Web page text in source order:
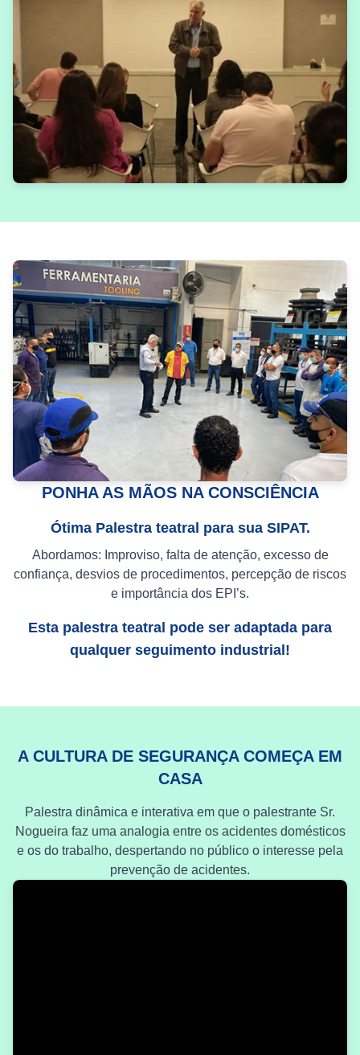
PONHA AS MÃOS NA CONSCIÊNCIA
Ótima Palestra teatral para sua SIPAT.
Abordamos: Improviso, falta de atenção, excesso de
confiança, desvios de procedimentos, percepção de riscos
e importância dos EPI’s.
Esta palestra teatral pode ser adaptada para
qualquer seguimento industrial!
A CULTURA DE SEGURANÇA COMEÇA EM
CASA
Palestra dinâmica e interativa em que o palestrante Sr.
Nogueira faz uma analogia entre os acidentes domésticos
e os do trabalho, despertando no público o interesse pela
prevenção de acidentes.